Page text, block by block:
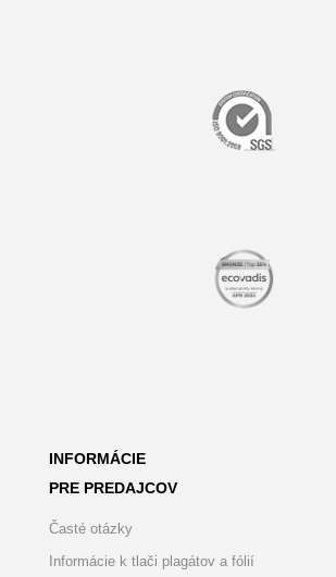
INFORMÁCIE
PRE PREDAJCOV
Časté otázky
Informácie k tlači plagátov a fólií